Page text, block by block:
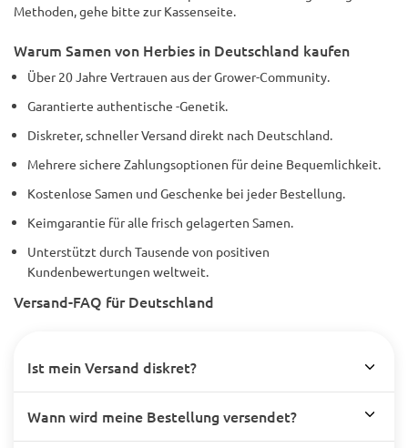
Methoden, gehe bitte zur Kassenseite.
Warum Samen von Herbies in Deutschland kaufen
Über 20 Jahre Vertrauen aus der Grower-Community.
Garantierte authentische -Genetik.
Diskreter, schneller Versand direkt nach Deutschland.
Mehrere sichere Zahlungsoptionen für deine Bequemlichkeit.
Kostenlose Samen und Geschenke bei jeder Bestellung.
Keimgarantie für alle frisch gelagerten Samen.
Unterstützt durch Tausende von positiven
Kundenbewertungen weltweit.
Versand-FAQ für Deutschland
Ist mein Versand diskret?
Wann wird meine Bestellung versendet?